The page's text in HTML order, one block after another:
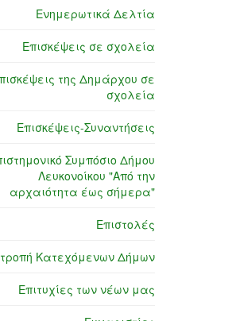
Ενημερωτικά Δελτία
Επισκέψεις σε σχολεία
της Δημάρχου σε
σχολεία
Επισκέψεις-Συναντήσεις
Συμπόσιο Δήμου
Λευκονοίκου "Από την
αρχαιότητα έως σήμερα"
Επιστολές
Κατεχόμενων Δήμων
Επιτυχίες των νέων μας